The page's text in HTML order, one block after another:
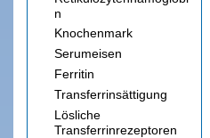
n
Knochenmark
Serumeisen
Ferritin
Transferrinsättigung
Lösliche
Transferrinrezeptoren